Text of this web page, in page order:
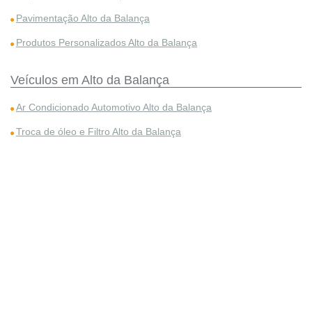
Pavimentação Alto da Balança
Produtos Personalizados Alto da Balança
Veículos em Alto da Balança
Ar Condicionado Automotivo Alto da Balança
Troca de óleo e Filtro Alto da Balança